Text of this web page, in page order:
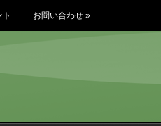
お問い合わせ »